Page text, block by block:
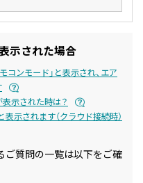
示された場合
コンモード」と表示され、エア
示された時は？
表示されます（クラウド接続時）
ご質問の一覧は以下をご確